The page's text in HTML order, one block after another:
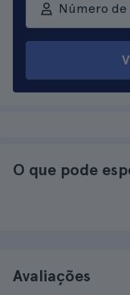
Número de
O que pode
Avaliações